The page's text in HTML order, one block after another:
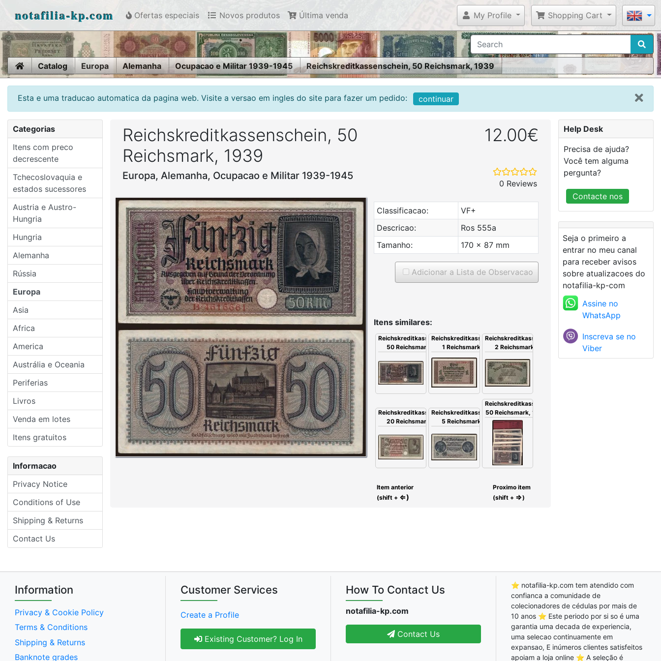
notafilia-kp.com Ofertas especiais Novos produtos Última venda My Profile Shopping Cart
HomeCatalog Europa Alemanha Ocupacao e Militar 1939-1945 Reichskreditkassenschein, 50 Reichsmark, 1939
Esta e uma traducao automatica da pagina web. Visite a versao em ingles do site para fazer um pedido: continuar
Categorias
Itens com preco
decrescente
Tchecoslovaquia e
estados sucessores
Austria e Austro-
Hungria
Hungria
Alemanha
Rússia
Europa
Asia
Africa
America
Austrália e Oceania
Periferias
Livros
Venda em lotes
Itens gratuitos
Informacao
Privacy Notice
Conditions of Use
Shipping & Returns
Contact Us
Reichskreditkassenschein, 50
Reichsmark, 1939
Europa, Alemanha, Ocupacao e Militar 1939-1945
12.00€
0 Reviews
Classificacao:
VF+
Descricao:
Ros 555a
Tamanho:
170 x 87 mm
Adicionar a Lista de Observacao
Itens similares:
Reichskreditkassenschein,
50 Reichsmark, 1939
Reichskreditkassenschein,
1 Reichsmark, 1939
Reichskreditkassenschein,
2 Reichsmark, 1939
Reichskreditkassenschein,
20 Reichsmark, 1939
Reichskreditkassenschein,
5 Reichsmark, 1939
Reichskreditkassenschein,
50 Reichsmark, 1939, 20x
Item anterior
(shift + ⇐)
Proximo item
(shift + ⇒)
Help Desk
Precisa de ajuda?
Você tem alguma
pergunta?
Contacte nos
Seja o primeiro a
entrar no meu canal
para receber avisos
sobre atualizacoes do
notafilia-kp-com
Assine no
WhatsApp
Inscreva se no
Viber
Information
Privacy & Cookie Policy
Terms & Conditions
Shipping & Returns
Banknote grades
Customer Services
Create a Profile
Existing Customer? Log In
How To Contact Us
notafilia-kp.com
Contact Us
⭐ notafilia-kp.com tem atendido com
confianca a comunidade de
colecionadores de cédulas por mais de
10 anos ⭐ Este periodo por si so é uma
garantia uma decada de experiencia,
uma selecao continuamente em
expansao, E inúmeros clientes satisfeitos
apoiam a loja online ⭐ A seleção é